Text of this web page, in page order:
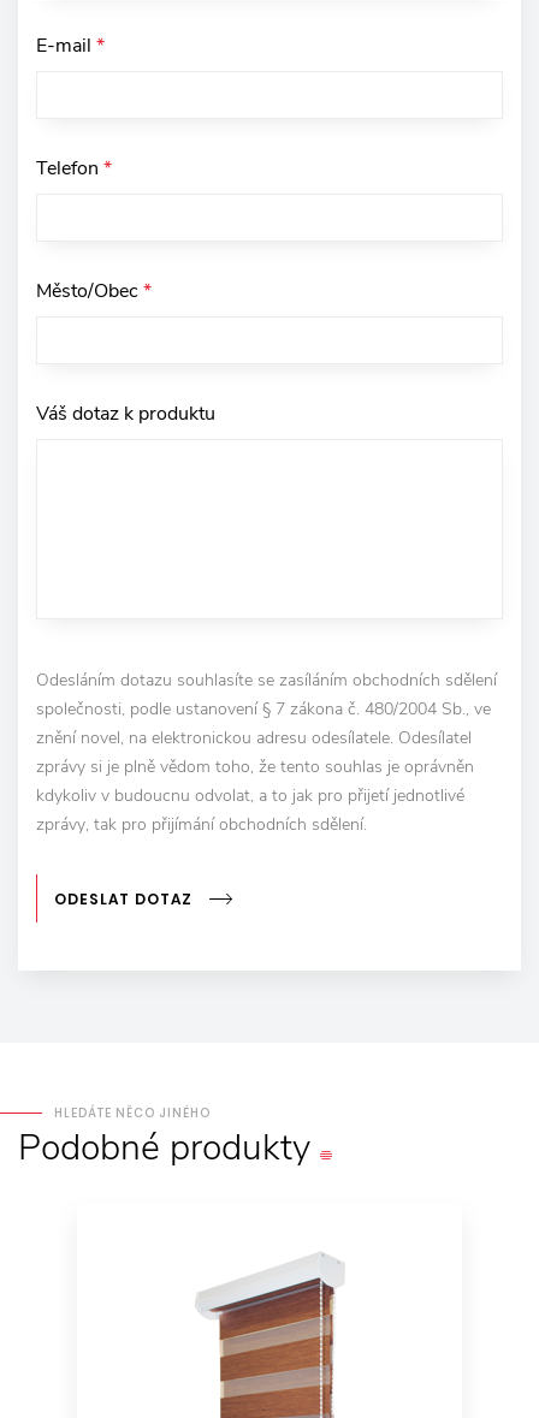
E-mail *
Telefon *
Město/Obec*
Váš dotaz k produktu
Odesláním dotazu souhlasíte se zasíláním obchodních sdělení
společnosti, podle ustanovení § 7 zákona č. 480/2004 Sb., ve
znění novel, na elektronickou adresu odesílatele. Odesílatel
zprávy si je plně vědom toho, že tento souhlas je oprávněn
kdykoliv v budoucnu odvolat, a to jak pro přijetí jednotlivé
zprávy, tak pro přijímání obchodních sdělení.
ODESLAT DOTAZ
HLEDÁTE NĚCO JINÉHO
Podobné produkty